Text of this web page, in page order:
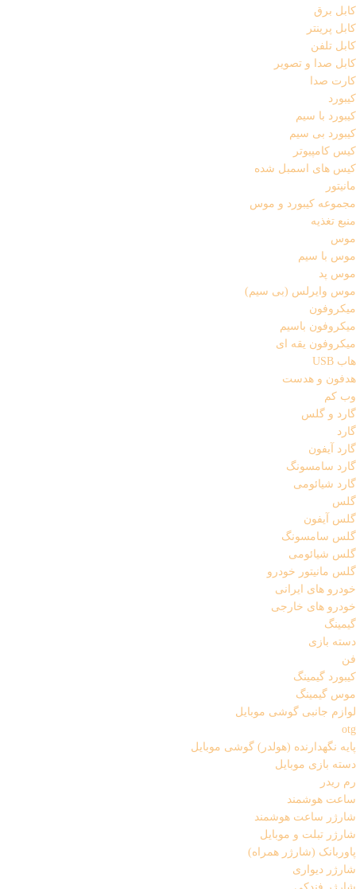
کابل برق
کابل پرینتر
کابل تلفن
کابل صدا و تصویر
کارت صدا
کیبورد
کیبورد با سیم
کیبورد بی سیم
کیس کامپیوتر
کیس های اسمبل شده
مانیتور
مجموعه کیبورد و موس
منبع تغذیه
موس
موس با سیم
موس پد
موس وایرلس (بی سیم)
میکروفون
میکروفون باسیم
میکروفون یقه ای
هاب USB
هدفون و هدست
وب کم
گارد و گلس
گارد
گارد آیفون
گارد سامسونگ
گارد شیائومی
گلس
گلس آیفون
گلس سامسونگ
گلس شیائومی
گلس مانیتور خودرو
خودرو های ایرانی
خودرو های خارجی
گیمینگ
دسته بازی
فن
کیبورد گیمینگ
موس گیمینگ
لوازم جانبی گوشی موبایل
otg
پایه نگهدارنده (هولدر) گوشی موبایل
دسته بازی موبایل
رم ریدر
ساعت هوشمند
شارژر ساعت هوشمند
شارژر تبلت و موبایل
پاوربانک (شارژر همراه)
شارژر دیواری